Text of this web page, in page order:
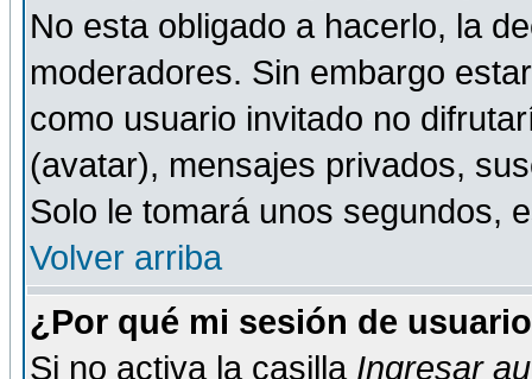
No esta obligado a hacerlo, la
moderadores. Sin embargo
como usuario invitado no
(avatar), mensajes privados,
Solo le tomará unos segundos,
Volver arriba
¿Por qué mi sesión de
Si no activa la casilla Ingresar